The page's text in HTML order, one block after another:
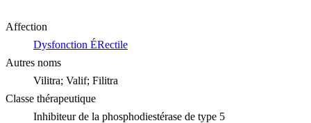
Affection
Dysfonction ÉRectile
Autres noms
Vilitra; Valif; Filitra
Classe thérapeutique
Inhibiteur de la phosphodiestérase de type 5